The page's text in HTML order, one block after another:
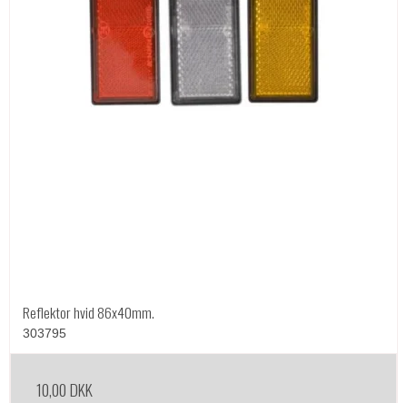
Reflektor hvid 86x40mm.
303795
10,00 DKK